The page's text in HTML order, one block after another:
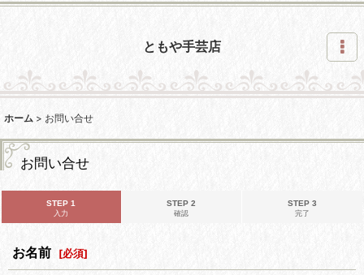
ともや手芸店
ホーム > お問い合せ
お問い合せ
STEP 1
入力
STEP 2
確認
STEP 3
完了
お名前 [必須]